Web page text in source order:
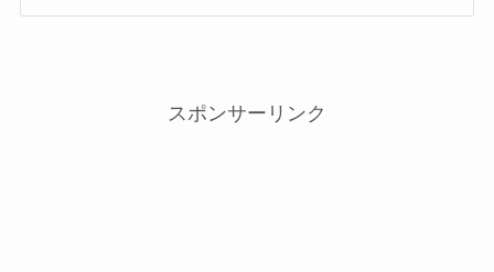
スポンサーリンク